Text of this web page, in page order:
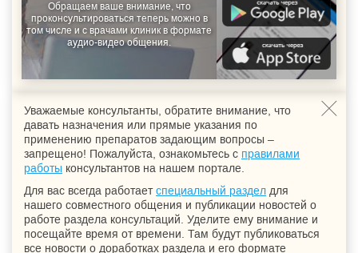
Обращаем ваше внимание, что
проконсультироваться теперь можно в
том числе и с врачами клиник в формате
аудио-видео общения.
Уважаемые консультанты, обратите внимание, что
давать назначения или прямые указания по
применению препаратов задающим вопросы –
запрещено! Пожалуйста, ознакомьтесь с правилами
работы консультантов на нашем портале.
Для вас всегда работаетспециальный раздел для
нашего совместного общения и публикации новостей о
работе раздела консультаций. Уделите ему внимание и
посещайте время от времени. Там будут публиковаться
все новости о доработках раздела и его формате